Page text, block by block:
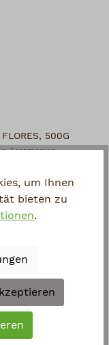
500G
Zeremonien
um Ihnen
bieten zu
.